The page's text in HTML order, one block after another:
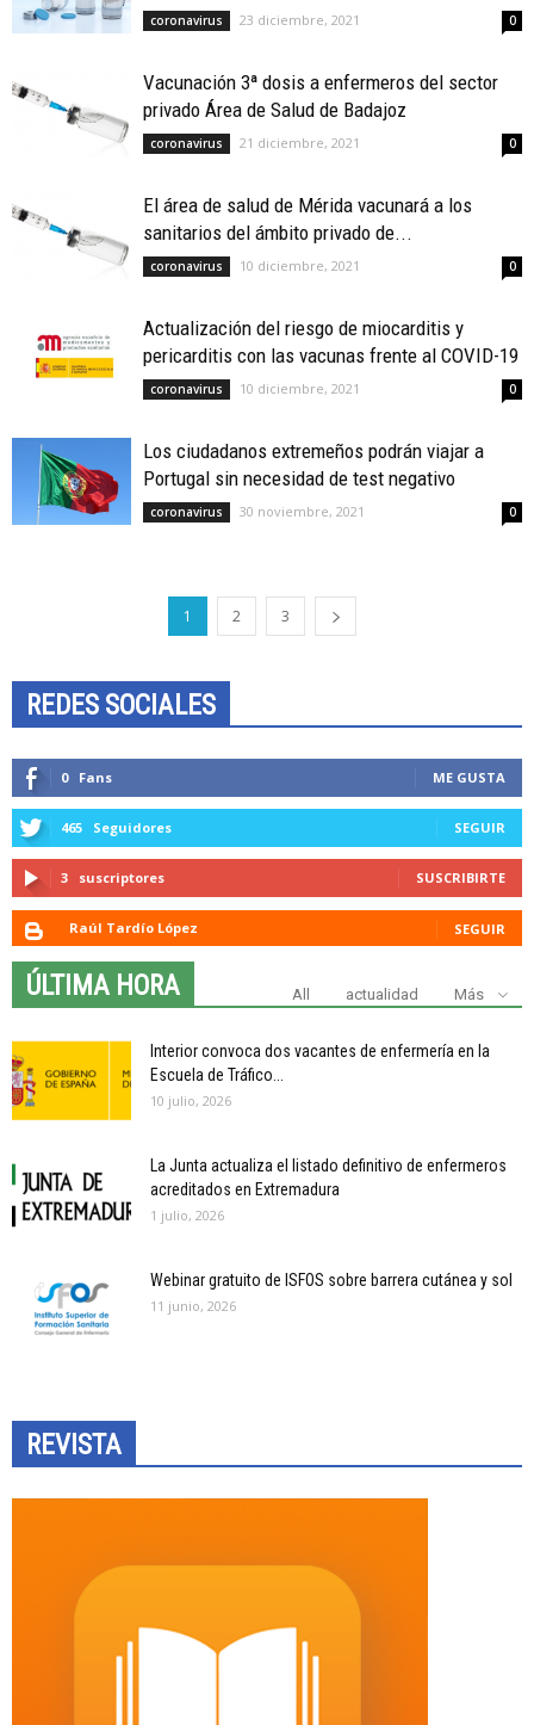
coronavirus 23 diciembre, 2021 0
Vacunación 3ª dosis a enfermeros del sector
privado Área de Salud de Badajoz
coronavirus 21 diciembre, 2021 0
El área de salud de Mérida vacunará a los
sanitarios del ámbito privado de...
coronavirus 10 diciembre, 2021 0
Actualización del riesgo de miocarditis y
pericarditis con las vacunas frente al COVID-19
coronavirus 10 diciembre, 2021 0
Los ciudadanos extremeños podrán viajar a
Portugal sin necesidad de test negativo
coronavirus 30 noviembre, 2021 0
1 2 3
REDES SOCIALES
0 Fans ME GUSTA
465 Seguidores SEGUIR
3 suscriptores SUSCRIBIRTE
Raúl Tardío López SEGUIR
ÚLTIMA HORA All actualidad Más
Interior convoca dos vacantes de enfermería en la
Escuela de Tráfico...
10 julio, 2026
La Junta actualiza el listado definitivo de enfermeros
acreditados en Extremadura
1 julio, 2026
Webinar gratuito de ISFOS sobre barrera cutánea y sol
11 junio, 2026
REVISTA